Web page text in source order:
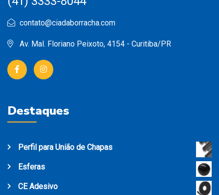
contato@ciadaborracha.com
Av. Mal. Floriano Peixoto, 4154 - Curitiba/PR
Destaques
Perfil para União de Chapas
Esferas
CE Adesivo